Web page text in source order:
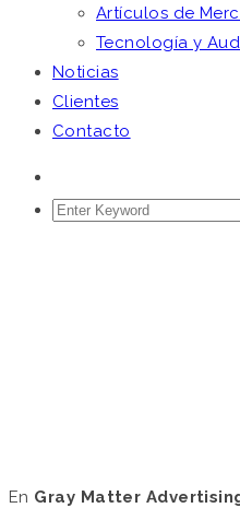
Artículos de
Tecnología y
Noticias
Clientes
Contacto
En Gray Matter